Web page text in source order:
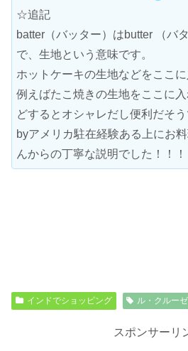
☆追記
batter（バッター）はbutter （バ
で、生地という意味です。
ホットケーキの生地などをここに
例えばたこ焼きの生地をここに
どするとオシャレだし便利だそう
byアメリカ駐在経験ある上にお
んからの丁寧な説明でした！！！
インドでショッピング ル・クルーゼ
スポンサーリ